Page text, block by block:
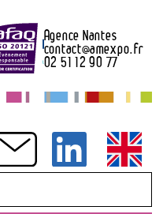
Agence Nantes
contact@amexpo.fr
02 51 12 90 77